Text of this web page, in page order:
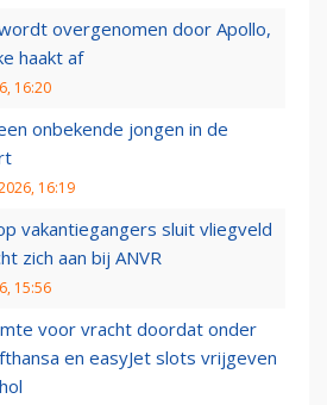
overgenomen door Apollo,
haakt af
16:20
onbekende jongen in de
16:19
vakantiegangers sluit vliegveld
zich aan bij ANVR
15:56
voor vracht doordat onder
en easyJet slots vrijgeven